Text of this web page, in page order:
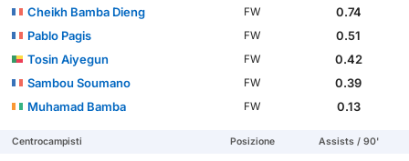
Cheikh Bamba Dieng FW
0.74
Pablo Pagis
FW
0.51
Tosin Aiyegun
FW
0.42
Sambou Soumano
FW
0.39
Muhamad Bamba
FW 0.13
Centrocampisti Posizione Assists / 90'